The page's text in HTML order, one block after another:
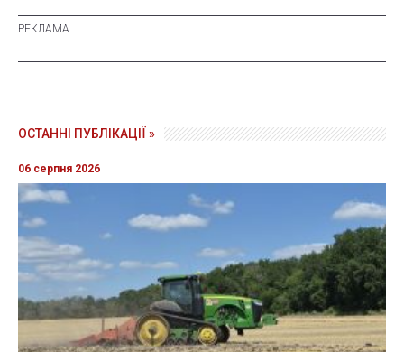
ОСТАННІ ПУБЛІКАЦІЇ »
06 серпня 2026